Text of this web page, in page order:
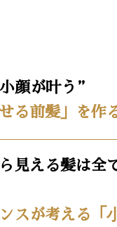
顔が叶う”
る前髪」を作
見える髪は全
スが考える「